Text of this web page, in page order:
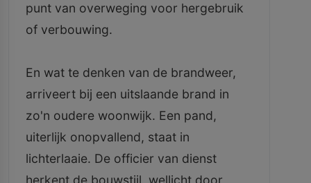
punt van overweging voor hergebruik
of verbouwing.
En wat te denken van de brandweer,
arriveert bij een uitslaande brand in
zo'n oudere woonwijk. Een pand,
uiterlijk onopvallend, staat in
lichterlaaie. De officier van dienst
herkent de bouwstijl, wellicht door